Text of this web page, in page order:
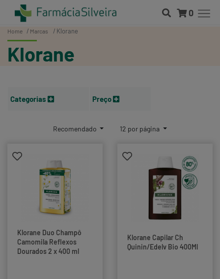
0
Home Marcas Klorane
Klorane
Categorias Preço
Recomendado 12 por página
Klorane Duo Champô
Camomila Reflexos
Dourados 2 x 400 ml
Klorane Capilar Ch
Quinin/Edelv Bio 400Ml